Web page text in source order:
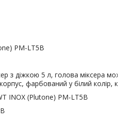
PM-LT5B
з діжкою 5 л, голова міксера
фарбований у білий колір,
INOX (Plutone) PM-LT5B